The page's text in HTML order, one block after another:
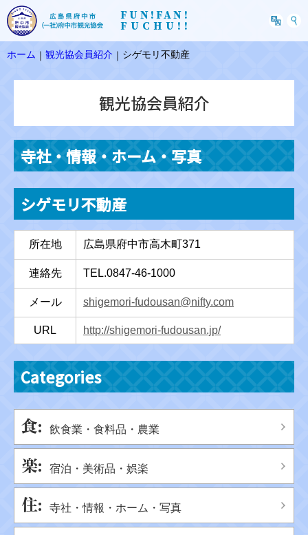
FUN!FAN!
FUCHU!!
ホーム ｜ 観光協会員紹介 ｜ シゲモリ不動産
観光協会員紹介
寺社・情報・ホーム・写真
シゲモリ不動産
所在地 広島県府中市高木町371
連絡先 TEL.0847-46-1000
メール shigemori-fudousan@nifty.com
URL http://shigemori-fudousan.jp/
Categories
飲食業・食料品・農業
宿泊・美術品・娯楽
寺社・情報・ホーム・写真